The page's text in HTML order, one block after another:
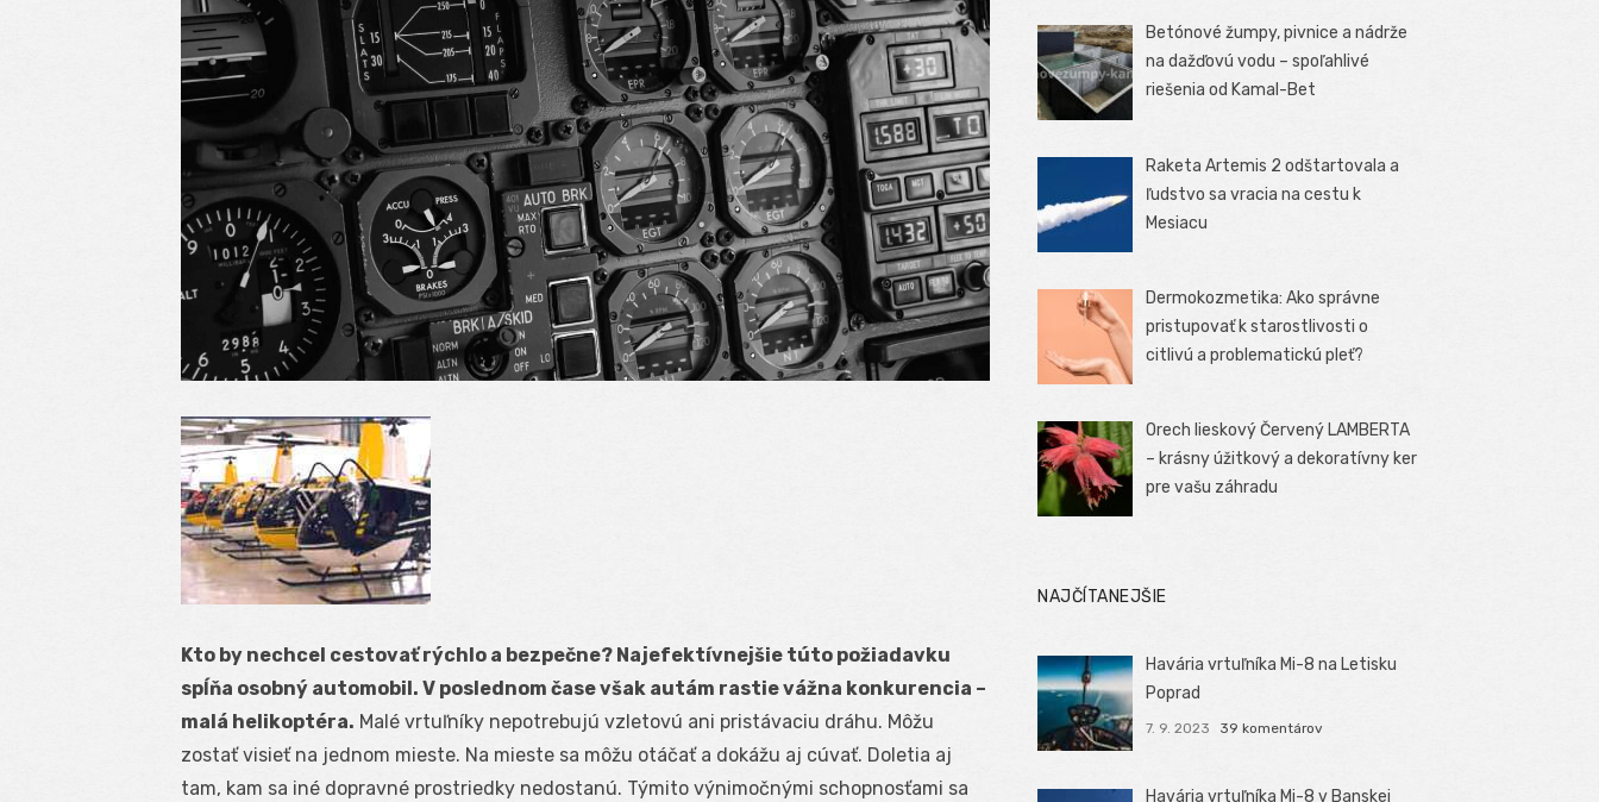
Kto by nechcel cestovať rýchlo a bezpečne? Najefektívnejšie túto požiadavku
spĺňa osobný automobil. V poslednom čase však autám rastie vážna konkurencia –
malá helikoptéra. Malé vrtuľníky nepotrebujú vzletovú ani pristávaciu dráhu. Môžu
zostať visieť na jednom mieste. Na mieste sa môžu otáčať a dokážu aj cúvať. Doletia aj
tam, kam sa iné dopravné prostriedky nedostanú. Týmito výnimočnými schopnosťami sa
Betónové žumpy, pivnice a nádrže
na dažďovú vodu – spoľahlivé
riešenia od Kamal-Bet
Raketa Artemis 2 odštartovala a
ľudstvo sa vracia na cestu k
Mesiacu
Dermokozmetika: Ako správne
pristupovať k starostlivosti o
citlivú a problematickú pleť?
Orech lieskový Červený LAMBERTA
– krásny úžitkový a dekoratívny ker
pre vašu záhradu
NAJČÍTANEJŠIE
Havária vrtuľníka Mi-8 na Letisku
Poprad
7. 9. 2023 39 komentárov
Havária vrtuľníka Mi-8 v Banskej